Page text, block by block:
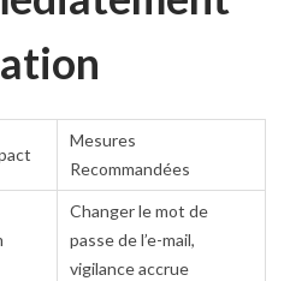
Mesures
Recommandées
Changer le mot de
passe de l’e-mail,
vigilance accrue